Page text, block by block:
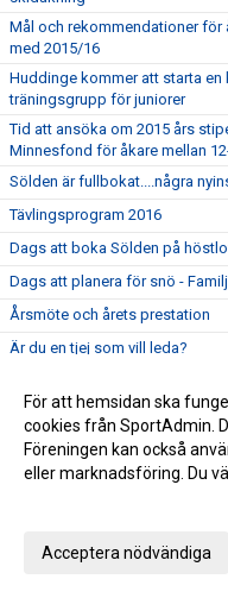
Mål och rekommendationer för
med 2015/16
Huddinge kommer att starta
träningsgrupp för juniorer
Tid att ansöka om 2015 års
Minnesfond för åkare mellan
Sölden är fullbokat....några
Tävlingsprogram 2016
Dags att boka Sölden på
Dags att planera för snö -
Årsmöte och årets prestation
Är du en tjej som vill leda?
Tränarbemanning 2015/2016
Årsmöte söndag 7 juni kl 15.00
Viktiga datum för
Publicerad Årsberättelse och
För att hemsidan ska
cookies från SportAdmin.
Föreningen kan också
eller marknadsföring. Du
Acceptera nödvändiga